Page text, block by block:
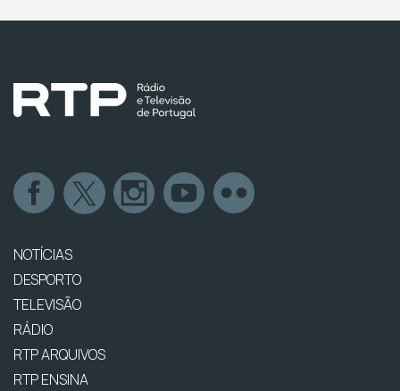
NOTÍCIAS
DESPORTO
TELEVISÃO
RÁDIO
RTP ARQUIVOS
RTP ENSINA